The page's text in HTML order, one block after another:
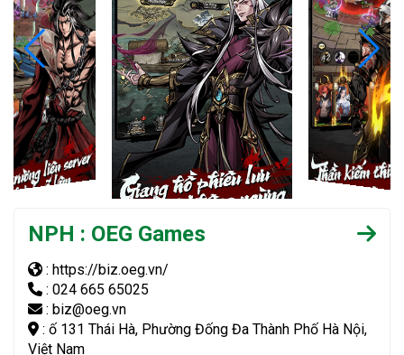
NPH : OEG Games
: https://biz.oeg.vn/
: 024 665 65025
: biz@oeg.vn
: ố 131 Thái Hà, Phường Đống Đa Thành Phố Hà Nội,
Việt Nam